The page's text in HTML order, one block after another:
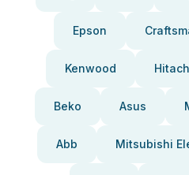
Epson
Kenwood
Beko Asus
Abb Mitsubishi